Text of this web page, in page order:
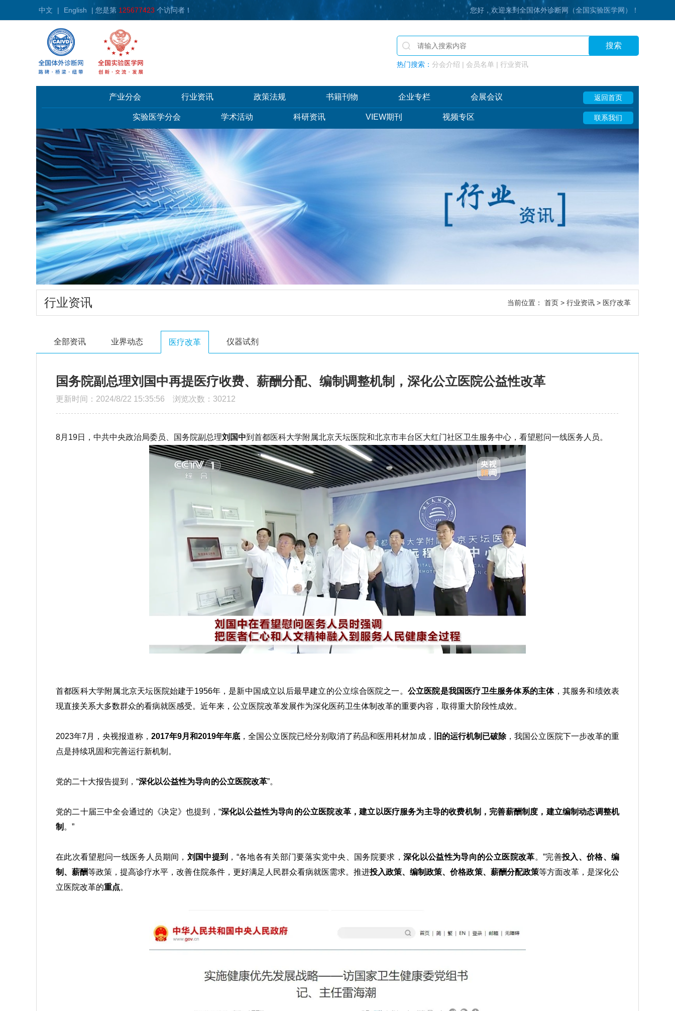
中文 | English | 您是第 125677423 个访问者！ 您好，欢迎来到全国体外诊断网（全国实验医学网）！
搜索
热门搜索： 分会介绍 | 会员名单 | 行业资讯
产业分会 行业资讯 政策法规 书籍刊物 企业专栏 会展会议 返回首页
实验医学分会 学术活动 科研资讯 VIEW期刊 视频专区 联系我们
行业资讯 当前位置： 首页 > 行业资讯 > 医疗改革
全部资讯 业界动态 医疗改革 仪器试剂
国务院副总理刘国中再提医疗收费、薪酬分配、编制调整机制，深化公立医院公益性改革
更新时间：2024/8/22 15:35:56 浏览次数：30212
8月19日，中共中央政治局委员、国务院副总理刘国中到首都医科大学附属北京天坛医院和北京市丰台区大红门社区卫生服务中心，看望慰问一线医务人员。
首都医科大学附属北京天坛医院始建于1956年，是新中国成立以后最早建立的公立综合医院之一。 公立医院是我国医疗卫生服务体系的主体，其服务和绩效表
现直接关系大多数群众的看病就医感受。近年来，公立医院改革发展作为深化医药卫生体制改革的重要内容，取得重大阶段性成效。
2023年7月，央视报道称， 2017年9月和2019年年底 ，全国公立医院已经分别取消了药品和医用耗材加成， 旧的运行机制已破除，我国公立医院下一步改革的重
点是持续巩固和完善运行新机制。
党的二十大报告提到，“深化以公益性为导向的公立医院改革”。
党的二十届三中全会通过的《决定》也提到，“深化以公益性为导向的公立医院改革，建立以医疗服务为主导的收费机制，完善薪酬制度，建立编制动态调整机
制 。”
在此次看望慰问一线医务人员期间， 刘国中提到 ，“各地各有关部门要落实党中央、国务院要求， 深化以公益性为导向的公立医院改革。”完善投入、价格、编
制、薪酬等政策，提高诊疗水平，改善住院条件，更好满足人民群众看病就医需求。推进投入政策、编制政策、价格政策、薪酬分配政策等方面改革，是深化公
立医院改革的重点。